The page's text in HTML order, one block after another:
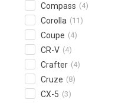
Compass (4)
Corolla (11)
Coupe (4)
CR-V (4)
Crafter (4)
Cruze (8)
CX-5 (3)